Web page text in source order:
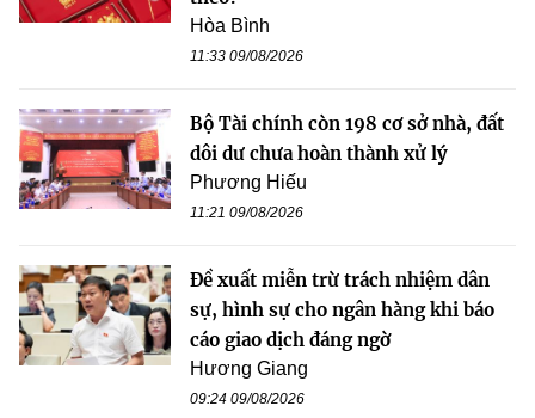
Hòa Bình
11:33 09/08/2026
Bộ Tài chính còn 198 cơ sở nhà, đất
dôi dư chưa hoàn thành xử lý
Phương Hiếu
11:21 09/08/2026
Đề xuất miễn trừ trách nhiệm dân
sự, hình sự cho ngân hàng khi báo
cáo giao dịch đáng ngờ
Hương Giang
09:24 09/08/2026